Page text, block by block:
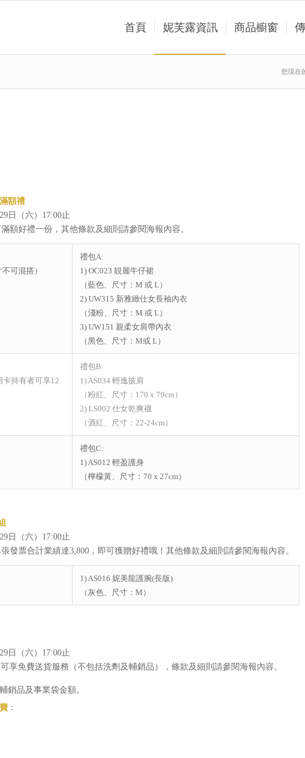
首頁 妮芙露資訊 商品櫥窗
您現在
額禮
日（六）17:00止
額好禮一份，其他條款及細則請參閱海報內容。
可混搭）
禮包A:
1) OC023 靚麗牛仔裙
（藍色、尺寸：M 或 L）
2) UW315 新雅緻仕女長袖內衣
（淺粉、尺寸：M 或 L）
3) UW151 親柔女肩帶內衣
（黑色、尺寸：M或 L）
卡持有者可享12
禮包B:
1) AS034 輕逸披肩
（粉紅、尺寸：170 x 79cm）
2) LS002 仕女乾爽襪
（酒紅、尺寸：22-24cm）
禮包C:
1) AS012 輕盈護身
（檸檬黃、尺寸：70 x 27cm）
日（六）17:00止
票合計業績達3,800，即可獲贈好禮哦！其他條款及細則請參閱海報內容。
1) AS016 妮美龍護腕(長版)
（灰色、尺寸：M）
日（六）17:00止
享免費送貨服務（不包括洗劑及輔銷品），條款及細則請參閱海報內容。
銷品及事業袋金額。
：